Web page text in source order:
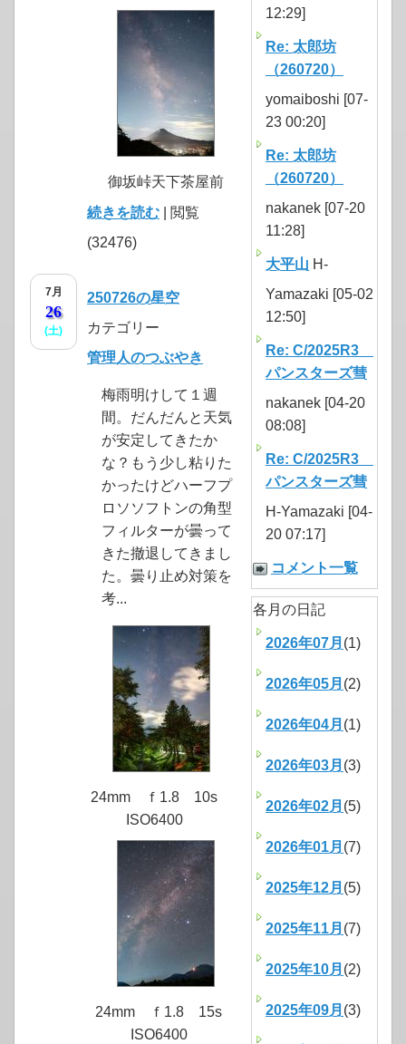
御坂峠天下茶屋前
続きを読む | 閲覧
(32476)
7月
26
(土)
250726の星空
カテゴリー
管理人のつぶやき
梅雨明けして１週
間。だんだんと天気
が安定してきたか
な？もう少し粘りた
かったけどハーフプ
ロソソフトンの角型
フィルターが曇って
きた撤退してきまし
た。曇り止め対策を
考...
24mm ｆ1.8 10s
ISO6400
24mm ｆ1.8 15s
ISO6400
12:29]
Re: 太郎坊
（260720）
yomaiboshi [07-
23 00:20]
Re: 太郎坊
（260720）
nakanek [07-20
11:28]
大平山 H-
Yamazaki [05-02
12:50]
Re: C/2025R3
パンスターズ彗
nakanek [04-20
08:08]
Re: C/2025R3
パンスターズ彗
H-Yamazaki [04-
20 07:17]
コメント一覧
各月の日記
2026年07月 (1)
2026年05月 (2)
2026年04月 (1)
2026年03月 (3)
2026年02月 (5)
2026年01月 (7)
2025年12月 (5)
2025年11月 (7)
2025年10月 (2)
2025年09月 (3)